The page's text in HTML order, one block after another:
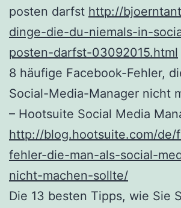
posten darfst http://
dinge-die-du-niemals-in-
posten-darfst-03092015.html
8 häufige Facebook-Fehler,
Social-Media-Manager nicht
– Hootsuite Social Media
http://blog.hootsuite.com/de/
fehler-die-man-als-social-
nicht-machen-sollte/
Die 13 besten Tipps, wie Sie